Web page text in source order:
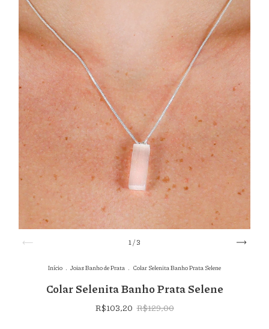
1/3
Início Joias Banho de Prata Colar Selenita Banho Prata Selene
Colar Selenita Banho Prata Selene
R$103,20 R$129,00